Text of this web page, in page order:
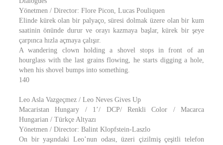
Yönetmen / Director: Flore Picon, Lucas Pouliquen
Elinde kürek olan bir palyaço, süresi dolmak üzere olan bir kum
saatinin önünde durur ve orayı kazmaya başlar, kürek bir şeye
çarpınca hızla açmaya çalışır.
A wandering clown holding a shovel stops in front of an
hourglass with the last grains flowing, he starts digging a hole,
when his shovel bumps into something.
140
Leo Asla Vazgeçmez / Leo Neves Gives Up
Macaristan Hungary / 1’/ DCP/ Renkli Color / Macarca
Hungarian / Türkçe Altyazı
Yönetmen / Director: Balint Klopfstein-Laszlo
On bir yaşındaki Leo’nun odası, üzeri çizilmiş çeşitli telefon